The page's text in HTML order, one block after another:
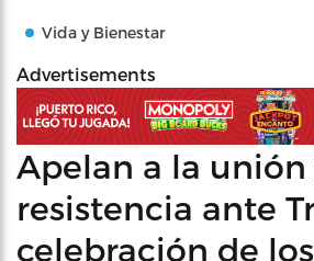
Vida y Bienestar
Advertisements
Apelan a la unión
resistencia ante
celebración de